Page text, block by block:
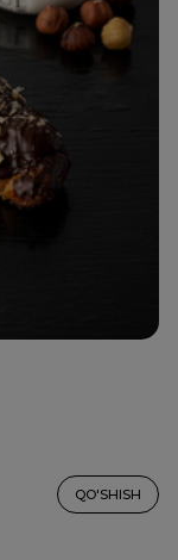
QO'SHISH